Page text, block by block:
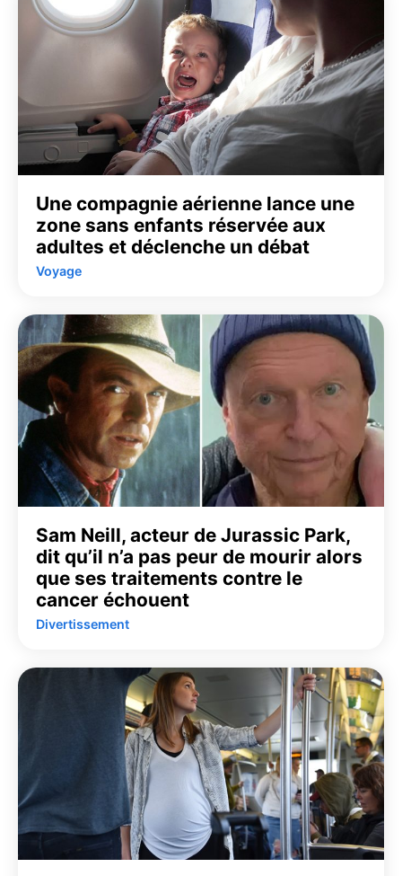
Une compagnie aérienne lance une
zone sans enfants réservée aux
adultes et déclenche un débat
Voyage
Sam Neill, acteur de Jurassic Park,
dit qu’il n’a pas peur de mourir alors
que ses traitements contre le
cancer échouent
Divertissement